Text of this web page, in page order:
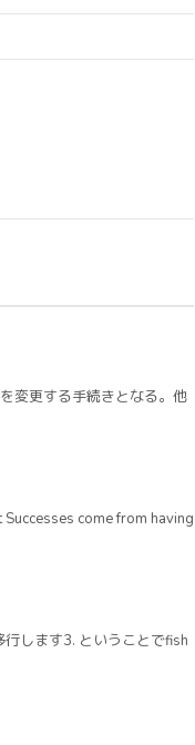
変更する手続きとなる。他
come from having
します3. ということでfish